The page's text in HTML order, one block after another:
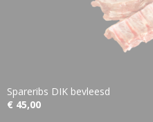
Spareribs DIK bevleesd
€ 45,00